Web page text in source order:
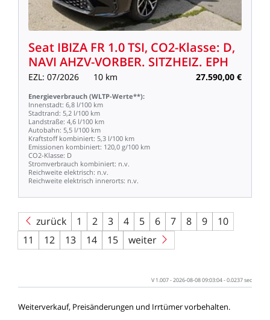
Seat IBIZA FR 1.0TSI, CO2-Klasse: D,
NAVI AHZV-VORBER. SITZHEIZ. EPH
EZL: 07/2026 10 km 27.590,00 €
Energieverbrauch (WLTP-Werte**):
Innenstadt: 6,8 l/100 km
Stadtrand: 5,2 l/100 km
Landstraße: 4,6 l/100 km
Autobahn: 5,5 l/100 km
Kraftstoff kombiniert: 5,3 l/100 km
Emissionen kombiniert: 120,0 g/100 km
CO2-Klasse: D
Stromverbrauch kombiniert: n.v.
Reichweite elektrisch: n.v.
Reichweite elektrisch innerorts: n.v.
zurück 1 2 3 4 5 6 7 8 9
10
11
12 13 14 15 weiter
V 1.007-2026-08-0809:03:04-0.0237sec
Weiterverkauf, Preisänderungen und Irrtümervorbehalten.